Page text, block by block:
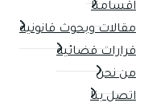
اقسامنا
مقالات وبحوث قانونية
قرارات قضائية
من نحن
اتصل بنا